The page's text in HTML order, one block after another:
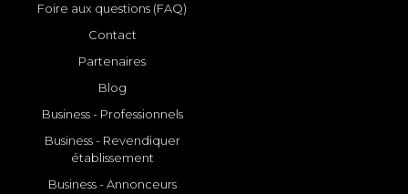
Foire aux questions (FAQ)
Contact
Partenaires
Blog
Business - Professionnels
Business - Revendiquer
établissement
Business - Annonceurs